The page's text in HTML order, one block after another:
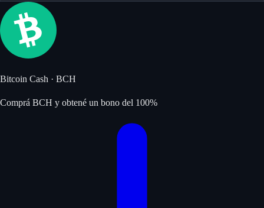
Bitcoin Cash · BCH
Comprá BCH y obtené un bono del 100%